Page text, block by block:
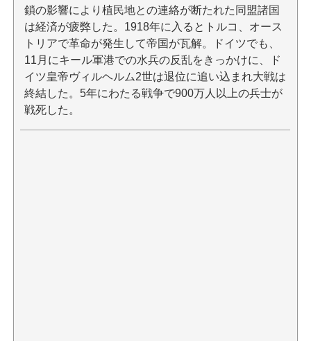
鎖の影響により植民地との連絡が断たれた同盟諸国
は経済が疲弊した。1918年に入るとトルコ、オース
トリアで革命が発生して帝国が瓦解。ドイツでも、
11月にキール軍港での水兵の反乱をきっかけに、ド
イツ皇帝ヴィルヘルム2世は退位に追い込まれ大戦は
終結した。5年にわたる戦争で900万人以上の兵士が
戦死した。